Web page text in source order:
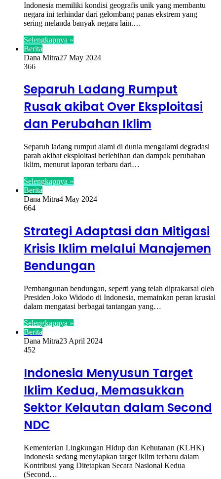
Indonesia memiliki kondisi geografis unik yang membantu
negara ini terhindar dari gelombang panas ekstrem yang
sering melanda banyak negara lain.…
Selengkapnya »
Berita
Dana Mitra27 May 2024
366
Separuh Ladang Rumput
Rusak akibat Over Eksploitasi
dan Perubahan Iklim
Separuh ladang rumput alami di dunia mengalami degradasi
parah akibat eksploitasi berlebihan dan dampak perubahan
iklim, menurut laporan terbaru dari…
Selengkapnya »
Berita
Dana Mitra4 May 2024
664
Strategi Adaptasi dan Mitigasi
Krisis Iklim melalui Manajemen
Bendungan
Pembangunan bendungan, seperti yang telah diprakarsai oleh
Presiden Joko Widodo di Indonesia, memainkan peran krusial
dalam mengatasi berbagai tantangan yang…
Selengkapnya »
Berita
Dana Mitra23 April 2024
452
Indonesia Menyusun Target
Iklim Kedua, Memasukkan
Sektor Kelautan dalam Second
NDC
Kementerian Lingkungan Hidup dan Kehutanan (KLHK)
Indonesia sedang menyiapkan target iklim terbaru dalam
Kontribusi yang Ditetapkan Secara Nasional Kedua
(Second…